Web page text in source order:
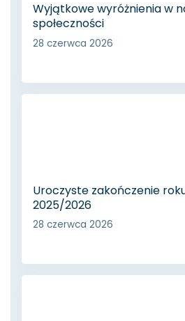
Wyjątkowe wyróżnienia w
społeczności
28 czerwca 2026
Uroczyste zakończenie
2025/2026
28 czerwca 2026